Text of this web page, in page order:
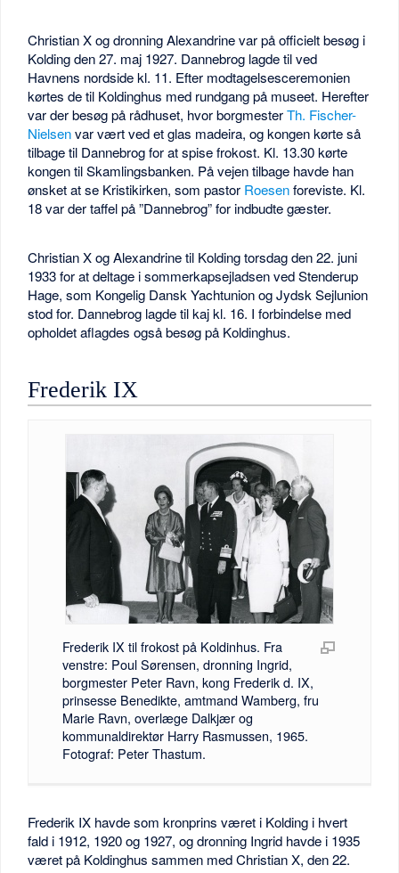
Christian X og dronning Alexandrine var på officielt besøg i
Kolding den 27. maj 1927. Dannebrog lagde til ved
Havnens nordside kl. 11. Efter modtagelsesceremonien
kørtes de til Koldinghus med rundgang på museet. Herefter
var der besøg på rådhuset, hvor borgmesterTh. Fischer-
Nielsenvar vært ved et glas madeira, og kongen kørte så
tilbage til Dannebrog for at spise frokost. Kl. 13.30 kørte
kongen til Skamlingsbanken. På vejen tilbage havde han
ønsket at se Kristikirken, som pastor Roesenforeviste. Kl.
18 var der taffel på ”Dannebrog” for indbudte gæster.
Christian X og Alexandrine til Kolding torsdag den 22. juni
1933 for at deltage i sommerkapsejladsen ved Stenderup
Hage, som Kongelig Dansk Yachtunion og Jydsk Sejlunion
stod for. Dannebrog lagde til kaj kl. 16. I forbindelse med
opholdet aflagdes også besøg på Koldinghus.
Frederik IX
Frederik IX til frokost på Koldinhus. Fra
venstre: Poul Sørensen, dronning Ingrid,
borgmester Peter Ravn, kong Frederik d. IX,
prinsesse Benedikte, amtmand Wamberg, fru
Marie Ravn, overlæge Dalkjær og
kommunaldirektør Harry Rasmussen, 1965.
Fotograf: Peter Thastum.
Frederik IX havde som kronprins været i Kolding i hvert
fald i 1912, 1920 og 1927, og dronning Ingrid havde i 1935
været på Koldinghus sammen med Christian X, den 22.